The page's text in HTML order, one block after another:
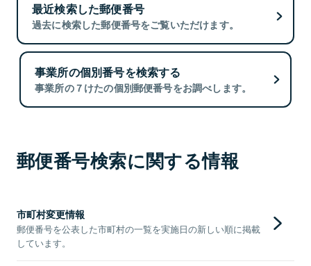
最近検索した郵便番号
過去に検索した郵便番号をご覧いただけます。
事業所の個別番号を検索する
事業所の７けたの個別郵便番号をお調べします。
郵便番号検索に関する情報
市町村変更情報
郵便番号を公表した市町村の一覧を実施日の新しい順に掲載
しています。